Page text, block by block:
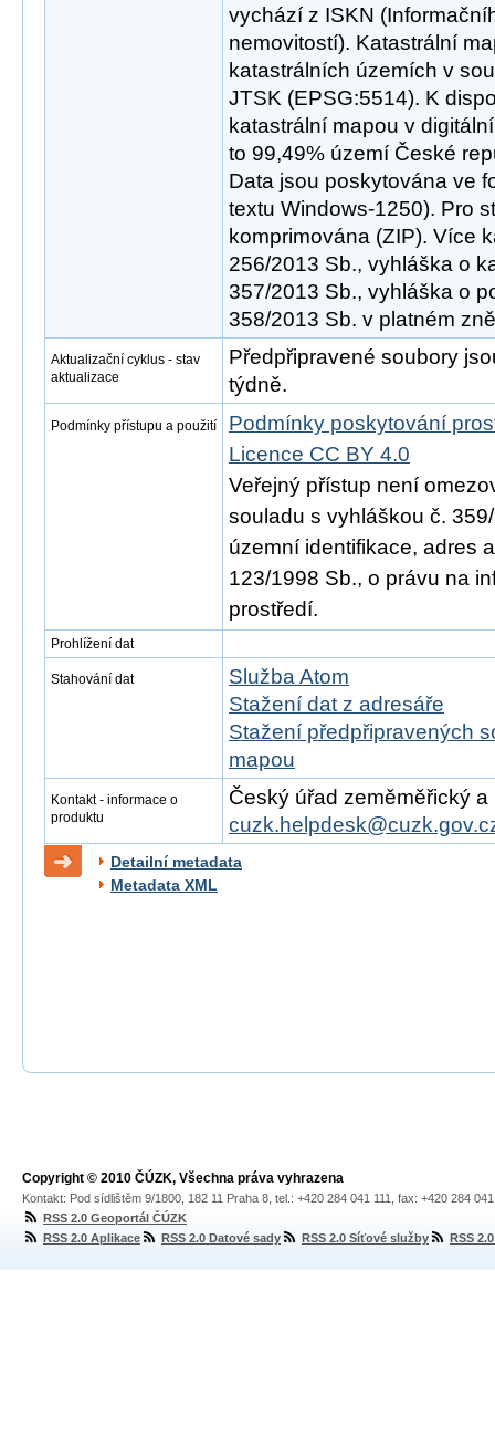
vychází z ISKN
nemovitostí). Katastrální
katastrálních územích v
JTSK (EPSG:5514). K
katastrální mapou v
to 99,49% území České
Data jsou poskytována ve
textu Windows-1250). Pro
komprimována (ZIP). Více
256/2013 Sb., vyhláška o
357/2013 Sb., vyhláška o
358/2013 Sb. v platném
Aktualizační cyklus - stav
aktualizace
Předpřipravené soubory
týdně.
Podmínky přístupu a použití
Podmínky poskytování
Licence CC BY 4.0
Veřejný přístup není
souladu s vyhláškou č.
územní identifikace, adres
123/1998 Sb., o právu na
prostředí.
Prohlížení dat
Stahování dat
Služba Atom
Stažení dat z adresáře
Stažení předpřipravených
mapou
Kontakt - informace o
produktu
Český úřad zeměměřický
Detailní metadata
Metadata XML
Copyright © 2010 ČÚZK, Všechna práva vyhrazena
Kontakt: Pod sídlištěm 9/1800, 182 11 Praha 8, tel.: +420 284 041 111, fax: +420 284
RSS 2.0 Geoportál ČÚZK
RSS 2.0 Aplikace
RSS 2.0 Datové sady RSS 2.0 Síťové služby RSS